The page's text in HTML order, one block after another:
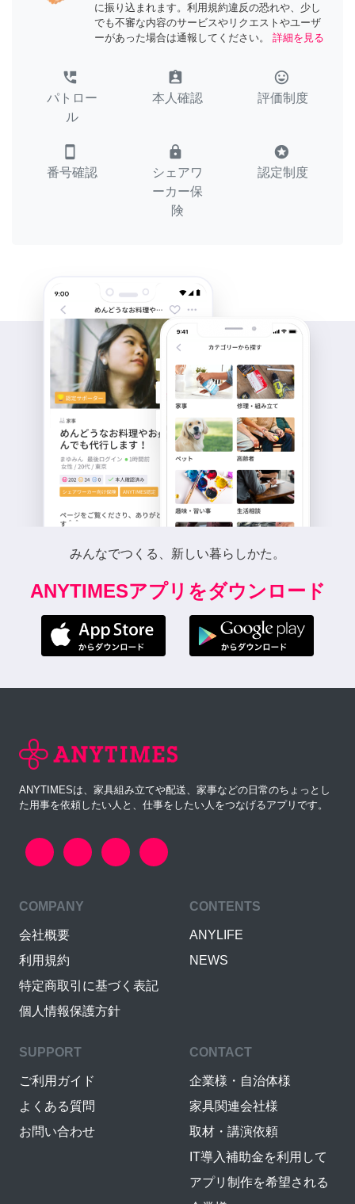
に振り込まれます。利用規約違反の恐れや、少し
でも不審な内容のサービスやリクエストやユーザ
ーがあった場合は通報してください。
詳細を見る
perm_phone_msg
パトロー
ル
assignment_ind
本人確認
tag_faces
評価制度
smartphone
番号確認
lock
シェアワ
ーカー保
険
stars
認定制度
みんなでつくる、新しい暮らしかた。
ANYTIMESアプリをダウンロード
ANYTIMESは、家具組み立てや配送、家事などの日常のちょっとし
た用事を依頼したい人と、仕事をしたい人をつなげるアプリです。
COMPANY
会社概要
利用規約
特定商取引に基づく表記
個人情報保護方針
CONTENTS
ANYLIFE
NEWS
SUPPORT
ご利用ガイド
よくある質問
お問い合わせ
CONTACT
企業様・自治体様
家具関連会社様
取材・講演依頼
IT導入補助金を利用して
アプリ制作を希望される